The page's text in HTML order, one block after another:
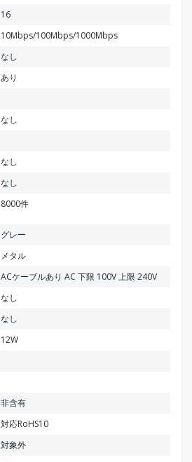
16
10Mbps/100Mbps/1000Mbps
なし
あり
なし
なし
なし
8000件
グレー
メタル
ACケーブルあり AC 下限 100V 上限 240V
なし
なし
12W
非含有
対応RoHS10
対象外